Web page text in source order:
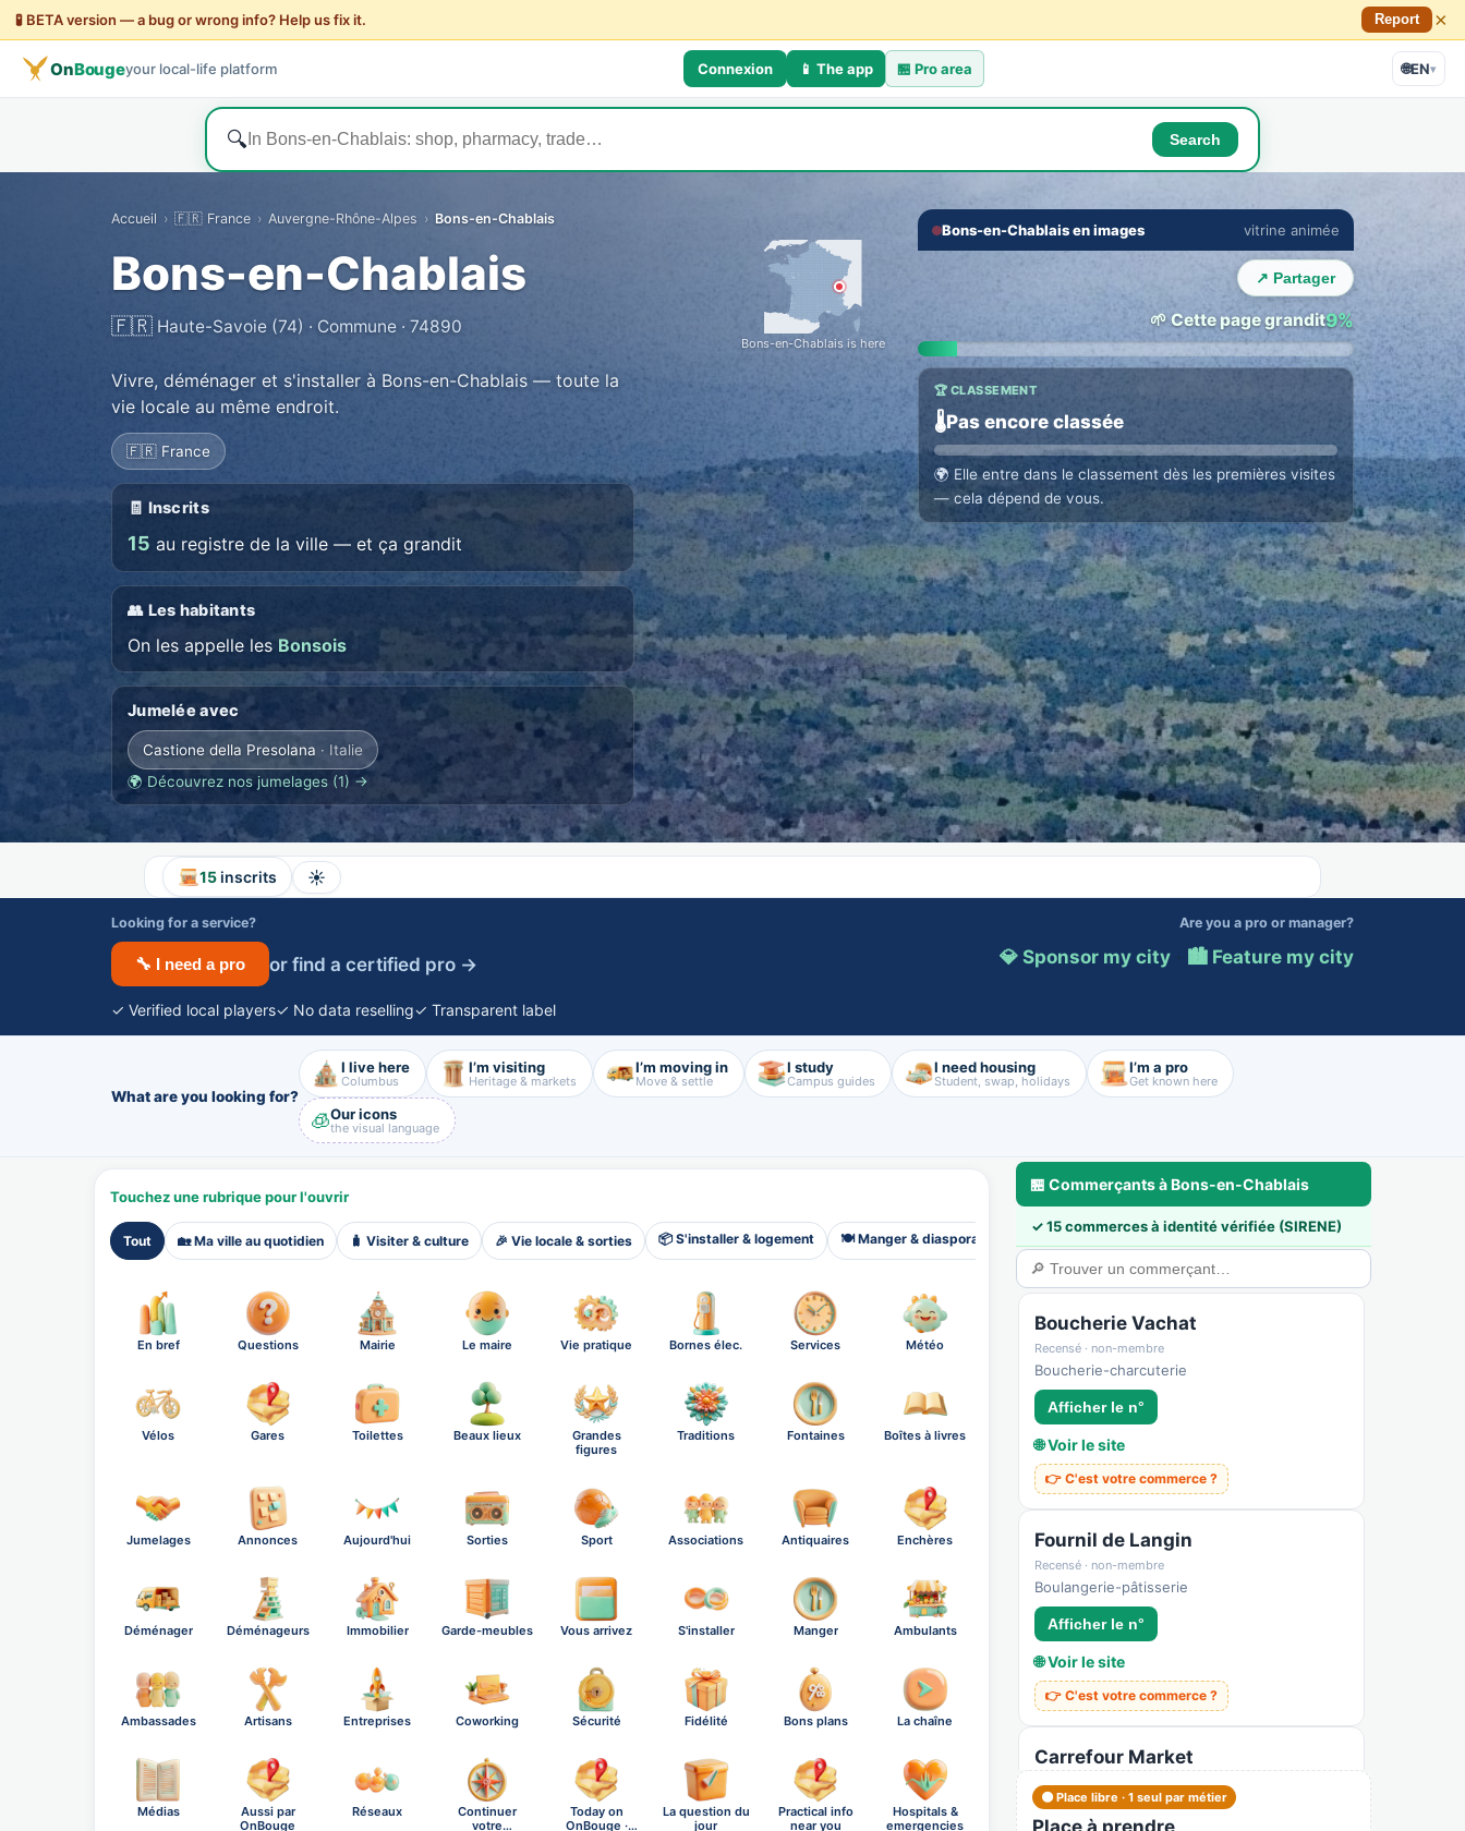
🧪 BETA version — a bug or wrong info? Help us fix it. Report ×
OnBougeyour local-life platform Connexion 📱 The app 🏪Pro area 🌐EN▾
🔍 Search
Accueil › 🇫🇷 France › Auvergne-Rhône-Alpes › Bons-en-Chablais
Bons-en-Chablais
🇫🇷 Haute-Savoie (74) · Commune · 74890
Bons-en-Chablais is here
Vivre, déménager et s'installer à Bons-en-Chablais — toute la
vie locale au même endroit.
🇫🇷 France
🧾 Inscrits
15 au registre de la ville — et ça grandit
👥 Les habitants
On les appelle les Bonsois
Jumelée avec
Castione della Presolana · Italie
🌍 Découvrez nos jumelages (1) →
Bons-en-Chablais en images vitrine animée
Talk with Bons-en-Chablais locals
Everyone in their language · auto translation →
‹ ›
🔇 ⛶
↗ Partager
🌱 Cette page grandit9%
🏆 CLASSEMENT
🌡️Pas encore classée
🌍 Elle entre dans le classement dès les premières visites
— cela dépend de vous.
15inscrits ☀️
Looking for a service?
🔧 I need a pro or find a certified pro →
Are you a pro or manager?
💎 Sponsor my city · 🏙️ Feature my city
✓ Verified local players✓ No data reselling✓ Transparent label
What are you looking for?
I live here
Columbus
I’m visiting
Heritage & markets
I’m moving in
Move & settle
I study
Campus guides
I need housing
Student, swap, holidays
I’m a pro
Get known here
🧊Our icons
the visual language
Touchez une rubrique pour l'ouvrir
Tout 🏡 Ma ville au quotidien 🧳 Visiter & culture 🎉 Vie locale & sorties 📦 S'installer & logement 🍽️ Manger & diaspora
En bref Questions Mairie Le maire Vie pratique Bornes élec. Services Météo
Vélos Gares Toilettes Beaux lieux
Grandes
figures
Traditions Fontaines Boîtes à livres
Jumelages Annonces Aujourd'hui Sorties Sport Associations Antiquaires Enchères
Déménager Déménageurs Immobilier Garde-meubles Vous arrivez S'installer Manger Ambulants
Ambassades Artisans Entreprises Coworking Sécurité Fidélité Bons plans La chaîne
Médias
Aussi par
OnBouge
Réseaux
Continuer
votre
Today on
OnBouge ·
La question du
jour
Practical info
near you
Hospitals &
emergencies
🏪 Commerçants à Bons-en-Chablais
✓ 15 commerces à identité vérifiée (SIRENE)
Boucherie Vachat
Recensé · non-membre
Boucherie-charcuterie
Afficher le n°
🌐 Voir le site
👉 C'est votre commerce ?
Fournil de Langin
Recensé · non-membre
Boulangerie-pâtisserie
Afficher le n°
🌐 Voir le site
👉 C'est votre commerce ?
Carrefour Market
Recensé · non-membre
✓ Vérifié
🟠 Place libre · 1 seul par métier
Place à prendre